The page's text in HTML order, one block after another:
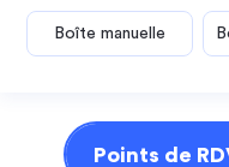
Boîte manuelle
Points de